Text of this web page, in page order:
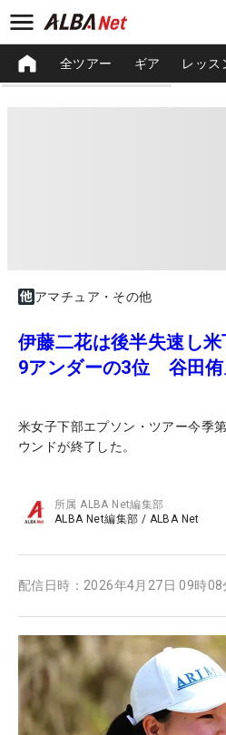
全ツアー ギア レッス
アマチュア・その他
伊藤二花は後半失速し
9アンダーの3位 谷田侑
米女子下部エプソン・ツアー今季
ウンドが終了した。
所属ALBA Net編集部
ALBA Net編集部 / ALBA Net
配信日時： 2026年4月27日 09時08